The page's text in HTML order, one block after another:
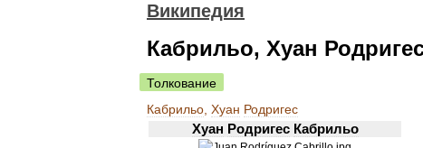
Википедия
Кабрильо, Хуан
Толкование
Кабрильо Хуан Родригес
Хуан Родригес Кабрильо